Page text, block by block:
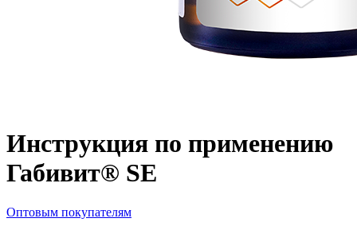
Инструкция по применению
Габивит® SE
Оптовым покупателям